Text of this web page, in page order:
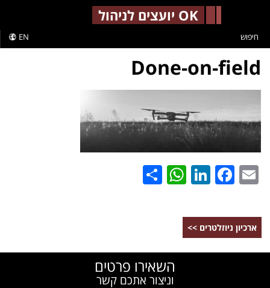
OK יועצים לניהול
EN חיפוש
Done-on-field
Email
Facebook
LinkedIn
WhatsApp
ארכיון ניוזלטרים >>
השאירו פרטים
וניצור אתכם קשר